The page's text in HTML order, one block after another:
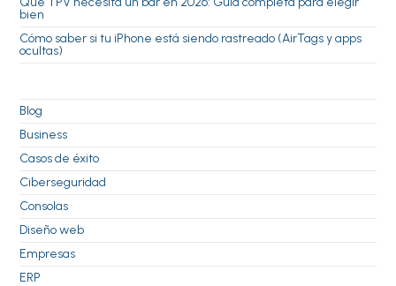
bien
Cómo saber si tu iPhone está siendo rastreado (AirTags y apps
ocultas)
Blog
Business
Casos de éxito
Ciberseguridad
Consolas
Diseño web
Empresas
ERP